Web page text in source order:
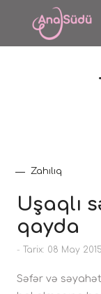
Zahılıq
Uşaqlı
qayda
- Tarix: 08 May 2015
Səfər və